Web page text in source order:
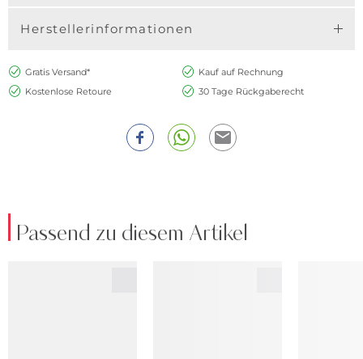
Herstellerinformationen
Gratis Versand*
Kauf auf Rechnung
Kostenlose Retoure
30 Tage Rückgaberecht
Passend zu diesem Artikel